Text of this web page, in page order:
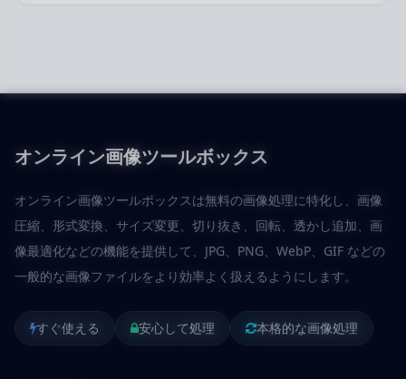
オンライン画像ツールボックス
オンライン画像ツールボックスは無料の画像処理に特化し、画像
圧縮、形式変換、サイズ変更、切り抜き、回転、透かし追加、画
像最適化などの機能を提供して、JPG、PNG、WebP、GIF などの
一般的な画像ファイルをより効率よく扱えるようにします。
すぐ使える 安心して処理 本格的な画像処理